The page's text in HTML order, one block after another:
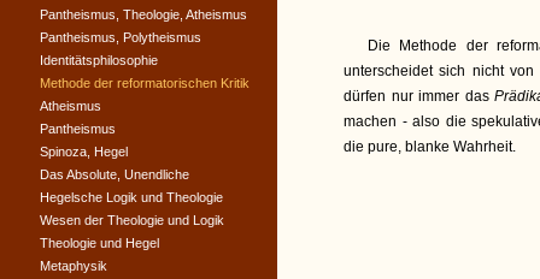
Die Methode der
unterscheidet sich nicht
dürfen nur immer das
machen - also die
die pure, blanke Wahrheit.
Pantheismus, Theologie, Atheismus
Pantheismus, Polytheismus
Identitätsphilosophie
Methode der reformatorischen Kritik
Atheismus
Pantheismus
Spinoza, Hegel
Das Absolute, Unendliche
Hegelsche Logik und Theologie
Wesen der Theologie und Logik
Theologie und Hegel
Metaphysik